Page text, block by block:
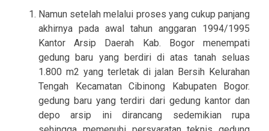
Namun setelah melalui proses yang cukup panjang
akhirnya pada awal tahun anggaran 1994/1995
Kantor Arsip Daerah Kab. Bogor menempati
gedung baru yang berdiri di atas tanah seluas
1.800 m2 yang terletak di jalan Bersih Kelurahan
Tengah Kecamatan Cibinong Kabupaten Bogor.
gedung baru yang terdiri dari gedung kantor dan
depo arsip ini dirancang sedemikian rupa